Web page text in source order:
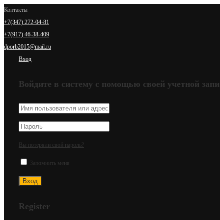
Контакты
+7(347) 272-04-81
+7(917) 46-38-409
dporb2015@mail.ru
Вход
Войдите в систему с помощью своей учетной
Вы потеряли свой пароль?
Запомнить меня
Register